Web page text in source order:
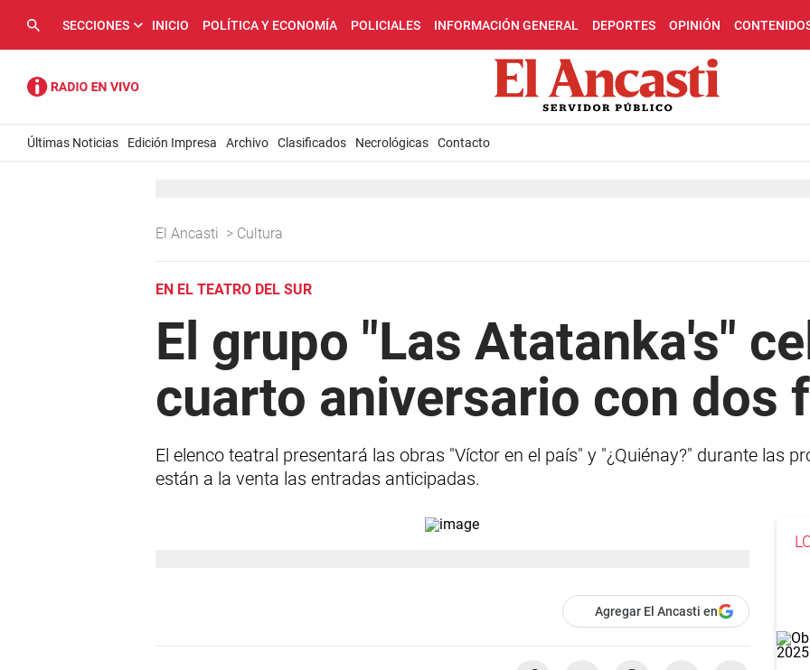
SECCIONES INICIO POLÍTICA Y ECONOMÍA POLICIALES INFORMACIÓN GENERAL DEPORTES OPINIÓN
Últimas Noticias Edición Impresa Archivo Clasificados Necrológicas Contacto
El Ancasti > Cultura
EN EL TEATRO DEL SUR
El grupo "Las Atatanka's"
cuarto aniversario con dos
El elenco teatral presentará las obras "Víctor en el país" y "¿Quiénay?" durante las
están a la venta las entradas anticipadas.
Agregar El Ancasti en